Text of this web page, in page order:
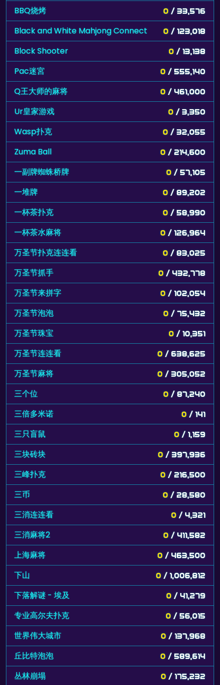
BBQ烧烤 0 / 33,576
Black and White Mahjong Connect 0 / 123,018
Block Shooter 0 / 13,138
Pac迷宮 0 / 555,140
Q王大师的麻将 0 / 461,000
Ur皇家游戏 0 / 3,350
Wasp扑克 0 / 32,055
Zuma Ball 0 / 214,600
一副牌蜘蛛桥牌 0 / 57,105
一堆牌 0 / 89,202
一杯茶扑克 0 / 58,990
一杯茶水麻将 0 / 126,964
万圣节扑克连连看 0 / 83,025
万圣节抓手 0 / 432,778
万圣节来拼字 0 / 102,054
万圣节泡泡 0 / 75,432
万圣节珠宝 0 / 10,351
万圣节连连看 0 / 638,625
万圣节麻将 0 / 305,052
三个位 0 / 87,240
三倍多米诺 0 / 141
三只盲鼠 0 / 1,159
三块砖块 0 / 397,936
三峰扑克 0 / 216,500
三币 0 / 28,580
三消连连看 0 / 4,321
三消麻将2 0 / 411,582
上海麻将 0 / 463,500
下山 0 / 1,006,812
下落解谜 - 埃及 0 / 41,279
专业高尔夫扑克 0 / 56,015
世界伟大城市 0 / 137,968
丘比特泡泡 0 / 589,614
丛林崩塌 0 / 175,232